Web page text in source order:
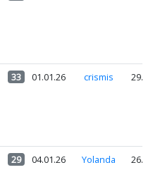
33 01.01.26 crismis
29 04.01.26 Yolanda